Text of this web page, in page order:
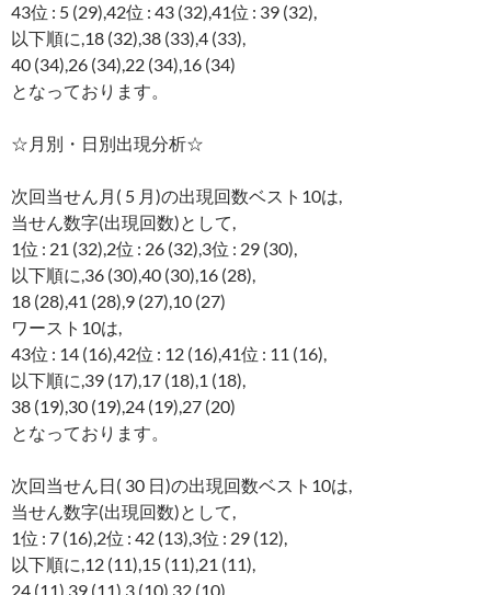
43位 : 5 (29),42位 : 43 (32),41位 : 39 (32),
以下順に,18 (32),38 (33),4 (33),
40 (34),26 (34),22 (34),16 (34)
となっております。
☆月別・日別出現分析☆
次回当せん月( 5 月)の出現回数ベスト10は,
当せん数字(出現回数)として,
1位 : 21 (32),2位 : 26 (32),3位 : 29 (30),
以下順に,36 (30),40 (30),16 (28),
18 (28),41 (28),9 (27),10 (27)
ワースト10は,
43位 : 14 (16),42位 : 12 (16),41位 : 11 (16),
以下順に,39 (17),17 (18),1 (18),
38 (19),30 (19),24 (19),27 (20)
となっております。
次回当せん日( 30 日)の出現回数ベスト10は,
当せん数字(出現回数)として,
1位 : 7 (16),2位 : 42 (13),3位 : 29 (12),
以下順に,12 (11),15 (11),21 (11),
24 (11),39 (11),3 (10),32 (10)